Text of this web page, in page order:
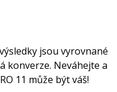
jsou vyrovnané
konverze. Neváhejte a
11 může být váš!